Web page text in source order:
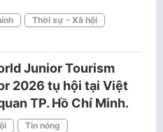
Thời sự - Xã hội
Junior Tourism
2026 tụ hội tại Việt
TP. Hồ Chí Minh.
Tin nóng